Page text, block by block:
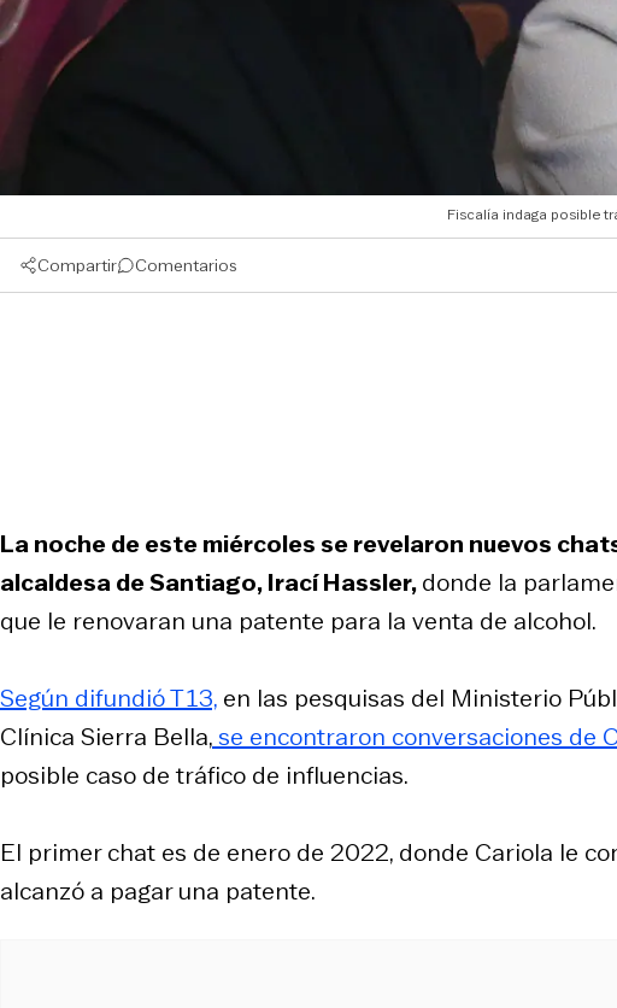
Fiscalía indaga posible
Compartir Comentarios
La noche de este miércoles se revelaron nuevos
alcaldesa de Santiago, Irací Hassler,donde la
que le renovaran una patente para la venta de alcohol.
Según difundió T13, en las pesquisas del Ministerio
Clínica Sierra Bella,se encontraron conversaciones de
posible caso de tráfico de influencias.
El primer chat es de enero de 2022, donde Cariola le
alcanzó a pagar una patente.